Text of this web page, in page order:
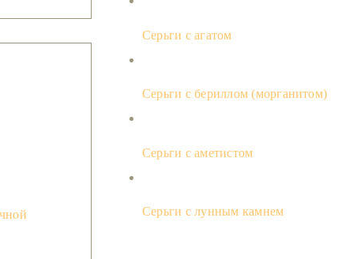
Серьги с агатом
Серьги с бериллом (морганитом)
Серьги с аметистом
Серьги с лунным камнем